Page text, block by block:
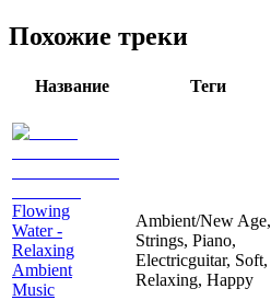
Похожие треки
Название Теги
Flowing
Water -
Relaxing
Ambient
Music
Ambient/New Age,
Strings, Piano,
Electricguitar, Soft,
Relaxing, Happy